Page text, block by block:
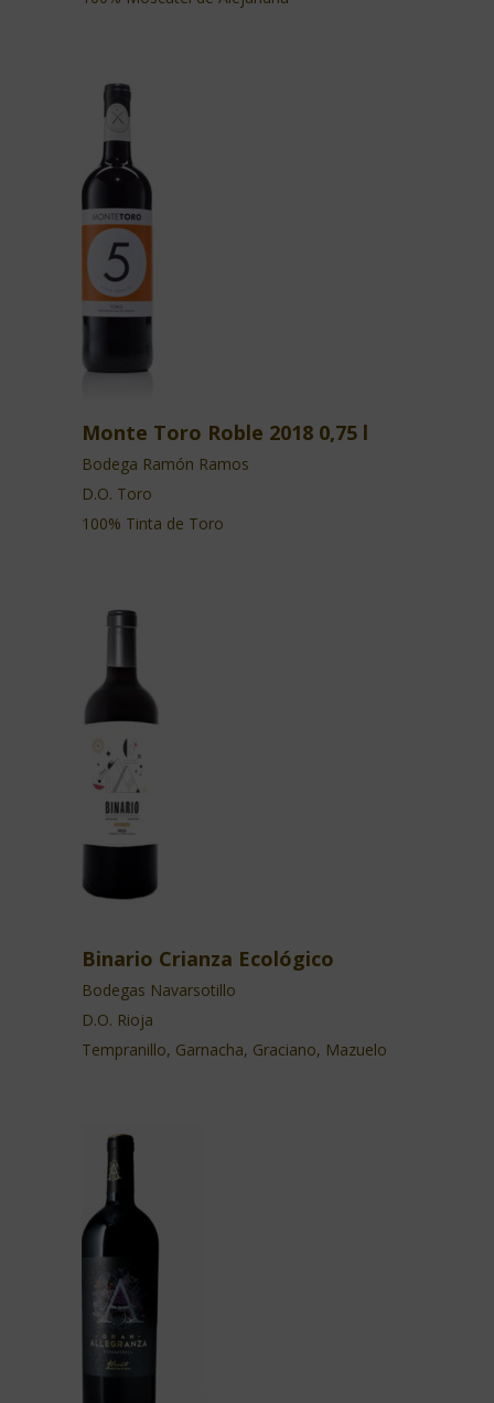
Monte Toro Roble 2018 0,75 l
Bodega Ramón Ramos
D.O. Toro
100% Tinta de Toro
Binario Crianza Ecológico
Bodegas Navarsotillo
D.O. Rioja
Tempranillo, Garnacha, Graciano, Mazuelo